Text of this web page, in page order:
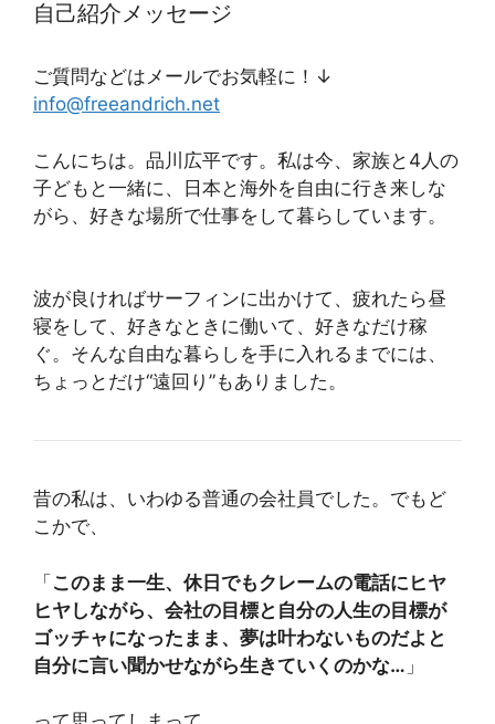
自己紹介メッセージ
ご質問などはメールでお気軽に！↓
info@freeandrich.net
こんにちは。品川広平です。私は今、家族と4人の
子どもと一緒に、日本と海外を自由に行き来しな
がら、好きな場所で仕事をして暮らしています。
波が良ければサーフィンに出かけて、疲れたら昼
寝をして、好きなときに働いて、好きなだけ稼
ぐ。そんな自由な暮らしを手に入れるまでには、
ちょっとだけ“遠回り”もありました。
昔の私は、いわゆる普通の会社員でした。でもど
こかで、
「このまま一生、休日でもクレームの電話にヒヤ
ヒヤしながら、会社の目標と自分の人生の目標が
ゴッチャになったまま、夢は叶わないものだよと
自分に言い聞かせながら生きていくのかな… 」